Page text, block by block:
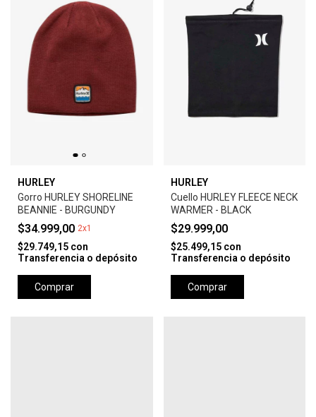
HURLEY
Gorro HURLEY SHORELINE
BEANNIE - BURGUNDY
$34.999,00 2x1
$29.749,15 con
Transferencia o depósito
Comprar
HURLEY
Cuello HURLEY FLEECE NECK
WARMER - BLACK
$29.999,00
$25.499,15 con
Transferencia o depósito
Comprar